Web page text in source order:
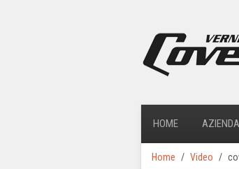
HOME AZIENDA
Home Video